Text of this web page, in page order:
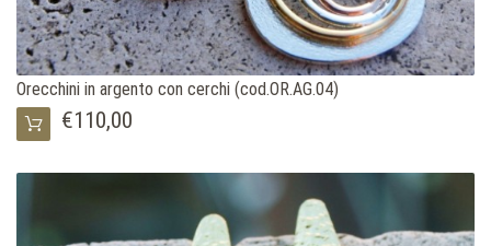
Orecchini in argento con cerchi (cod.OR.AG.04)
€110,00